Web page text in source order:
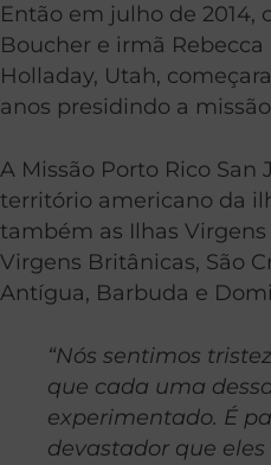
Então em julho de 2014,
Boucher e irmã
Holladay, Utah,
anos presidindo a
A Missão Porto Rico San
território americano da
também as Ilhas
Virgens Britânicas, São
Antígua, Barbuda e
“Nós sentimos
que cada uma
experimentado. É
devastador que